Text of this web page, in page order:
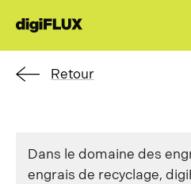
Retour
Dans le domaine des
engrais de recyclage,